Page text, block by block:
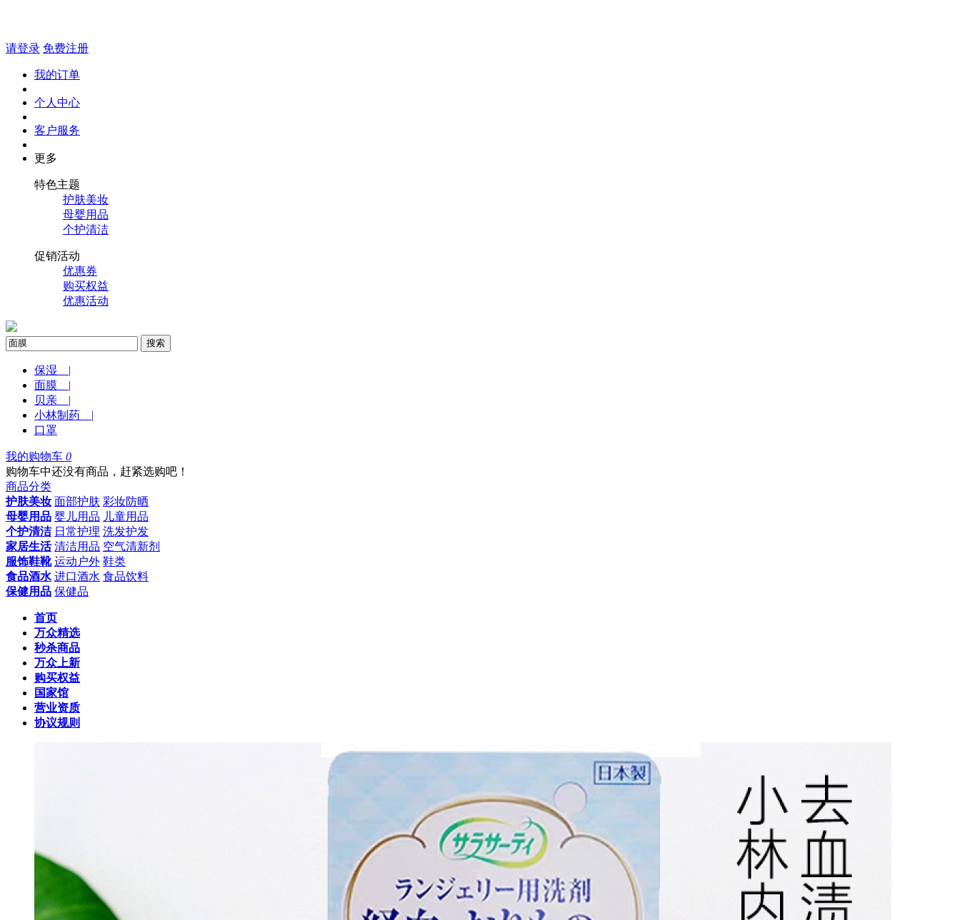
请登录 免费注册
我的订单
个人中心
客户服务
更多
特色主题
护肤美妆
母婴用品
个护清洁
促销活动
优惠券
购买权益
优惠活动
搜索
保湿 |
面膜 |
贝亲 |
小林制药 |
口罩
我的购物车 0
购物车中还没有商品，赶紧选购吧！
商品分类
护肤美妆 面部护肤 彩妆防晒
母婴用品 婴儿用品 儿童用品
个护清洁 日常护理 洗发护发
家居生活 清洁用品 空气清新剂
服饰鞋靴 运动户外 鞋类
食品酒水 进口酒水 食品饮料
保健用品 保健品
首页
万众精选
秒杀商品
万众上新
购买权益
国家馆
营业资质
协议规则